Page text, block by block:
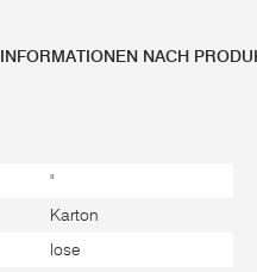
INFORMATIONEN NACH
"
Karton
lose